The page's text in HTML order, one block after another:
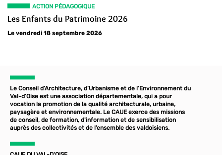
ACTION PÉDAGOGIQUE
Les Enfants du Patrimoine 2026
Le vendredi 18 septembre 2026
Le Conseil d’Architecture, d’Urbanisme et de l’Environnement du
Val-d’Oise est une association départementale, qui a pour
vocation la promotion de la qualité architecturale, urbaine,
paysagère et environnementale. Le CAUE exerce des missions
de conseil, de formation, d'information et de sensibilisation
auprès des collectivités et de l’ensemble des valdoisiens.